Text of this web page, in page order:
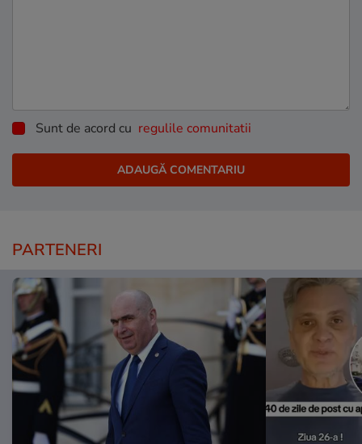
Sunt de acord cu regulile comunitatii
PARTENERI